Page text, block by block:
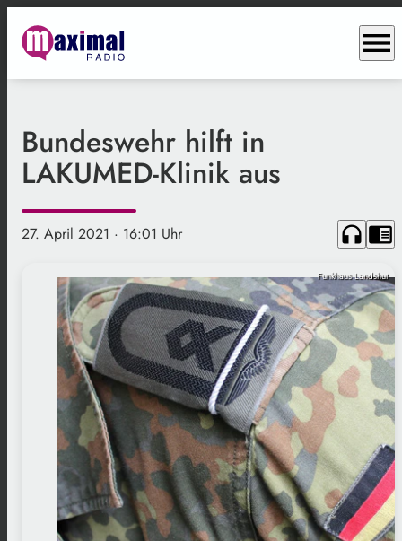
menu
Bundeswehr hilft in
LAKUMED-Klinik aus
27. April 2021 · 16:01 Uhr headphones chrome_reader_mode
Funkhaus Landshut